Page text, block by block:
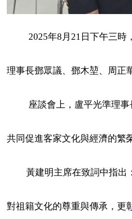
2025年8月21日下午三時，
理事長鄧眾議、鄧木堃、周正
座談會上，盧平光準理事長
共同促進客家文化與經濟的繁
黃建明主席在致詞中指出：
對祖籍文化的尊重與傳承，更